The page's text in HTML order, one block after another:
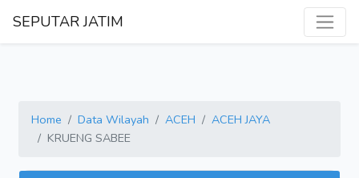
SEPUTAR JATIM
Home Data Wilayah ACEH
ACEH JAYA
KRUENG SABEE